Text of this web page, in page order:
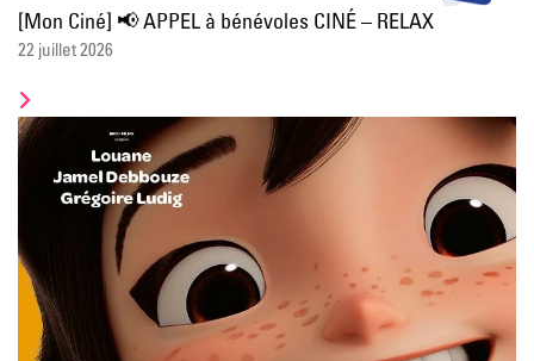
[Mon Ciné] 📢 APPEL à bénévoles CINÉ – RELAX
22 juillet 2026